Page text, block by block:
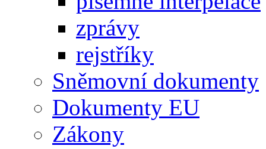
zprávy
rejstříky
Sněmovní dokumenty
Dokumenty EU
Zákony